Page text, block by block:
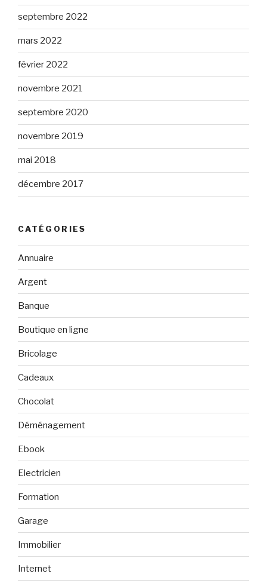
septembre 2022
mars 2022
février 2022
novembre 2021
septembre 2020
novembre 2019
mai 2018
décembre 2017
CATÉGORIES
Annuaire
Argent
Banque
Boutique en ligne
Bricolage
Cadeaux
Chocolat
Déménagement
Ebook
Electricien
Formation
Garage
Immobilier
Internet